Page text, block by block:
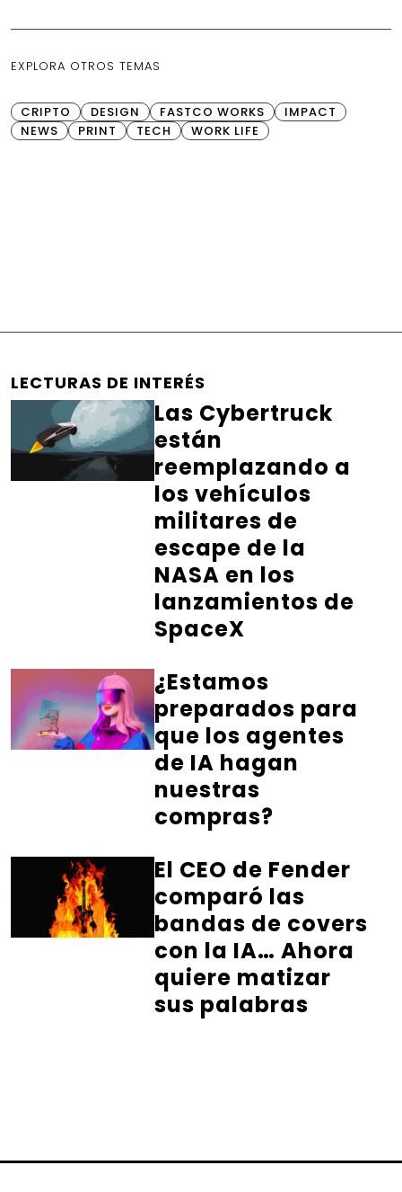
EXPLORA OTROS TEMAS
CRIPTO DESIGN FASTCO WORKS
IMPACT
NEWS
PRINT TECH WORK LIFE
LECTURAS DE INTERÉS
Las Cybertruck
están
reemplazando a
los vehículos
militares de
escape de la
NASA en los
lanzamientos de
SpaceX
¿Estamos
preparados para
que los agentes
de IA hagan
nuestras
compras?
El CEO de Fender
comparó las
bandas de covers
con la IA… Ahora
quiere matizar
sus palabras